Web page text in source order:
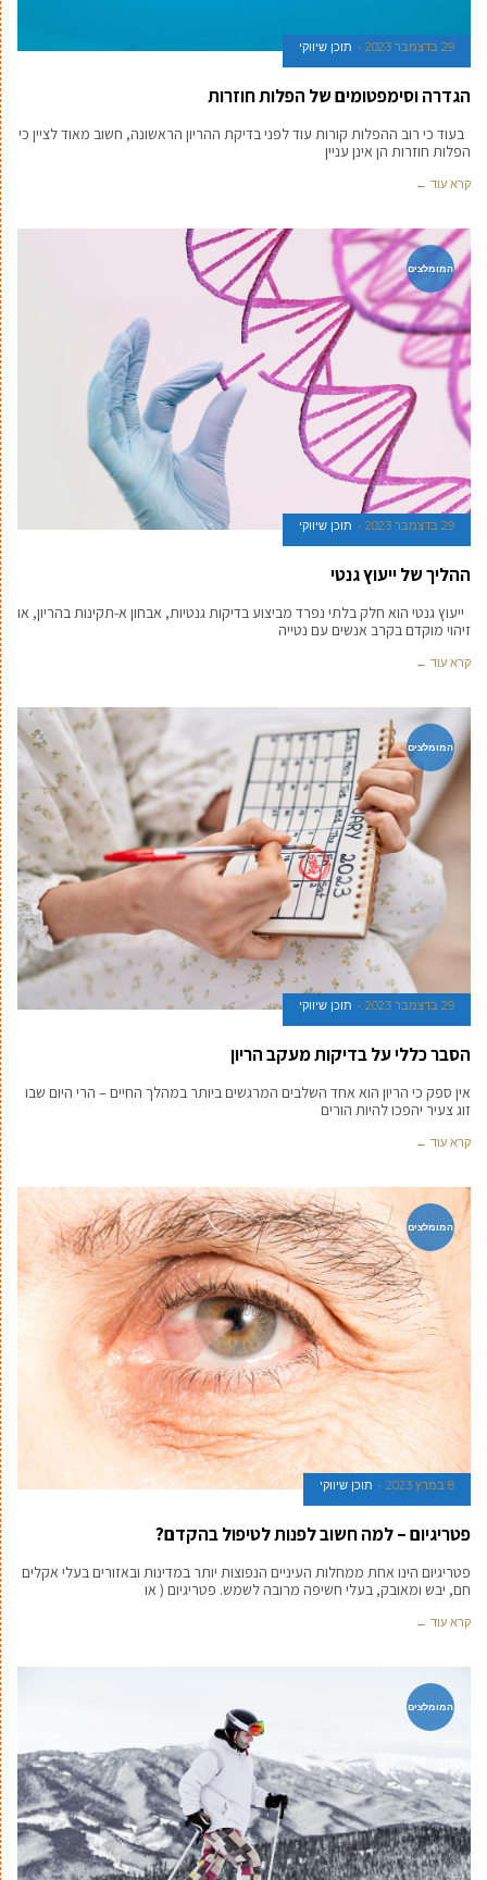
29 בדצמבר 2023 תוכן שיווקי
הגדרה וסימפטומים של הפלות חוזרות
בעוד כי רוב ההפלות קורות עוד לפני בדיקת ההריון הראשונה, חשוב מאוד לציין כי
הפלות חוזרות הן אינן עניין
קרא עוד ←
המומלצים
29 בדצמבר 2023 תוכן שיווקי
ההליך של ייעוץ גנטי
ייעוץ גנטי הוא חלק בלתי נפרד מביצוע בדיקות גנטיות, אבחון א-תקינות בהריון, או
זיהוי מוקדם בקרב אנשים עם נטייה
קרא עוד ←
המומלצים
29 בדצמבר 2023 תוכן שיווקי
הסבר כללי על בדיקות מעקב הריון
אין ספק כי הריון הוא אחד השלבים המרגשים ביותר במהלך החיים – הרי היום שבו
זוג צעיר יהפכו להיות הורים
קרא עוד ←
המומלצים
8 במרץ 2023 תוכן שיווקי
פטריגיום – למה חשוב לפנות לטיפול בהקדם?
פטריגיום הינו אחת ממחלות העיניים הנפוצות יותר במדינות ובאזורים בעלי אקלים
חם, יבש ומאובק, בעלי חשיפה מרובה לשמש. פטריגיום ( או
קרא עוד ←
המומלצים